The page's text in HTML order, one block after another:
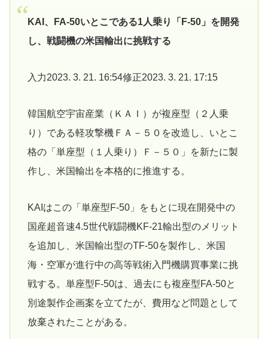
KAI、FA-50いとこである1人乗り「F-50」を開発
し、戦闘機の米国輸出に挑戦する
入力2023. 3. 21. 16:54修正2023. 3. 21. 17:15
韓国航空宇宙産業（ＫＡＩ）が複座型（２人乗
り）である軽攻撃機ＦＡ－５０を改造し、いとこ
格の「単座型（１人乗り）Ｆ－５０」を新たに製
作し、米国輸出を本格的に推進する。
KAIはこの「単座型F-50」をもとに現在開発中の
国産超音速4.5世代戦闘機KF-21輸出型のメリット
を追加し、米国輸出型のTF-50を製作し、米国
海・空軍が進行中の高等戦術入門機購買事業に挑
戦する。単座型F-50は、過去にも複座型FA-50と
別途製作企画案を立てたが、費用など問題として
放棄されたことがある。